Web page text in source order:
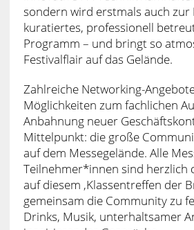
sondern wird erstmals auch zur
kuratiertes, professionell
Programm – und bringt so
Festivalflair auf das Gelände.
Zahlreiche Networking-
Möglichkeiten zum fachlichen
Anbahnung neuer
Mittelpunkt: die große
auf dem Messegelände. Alle
Teilnehmer*innen sind herzlich
auf diesem ‚Klassentreffen der
gemeinsam die Community zu
Drinks, Musik, unterhaltsamer